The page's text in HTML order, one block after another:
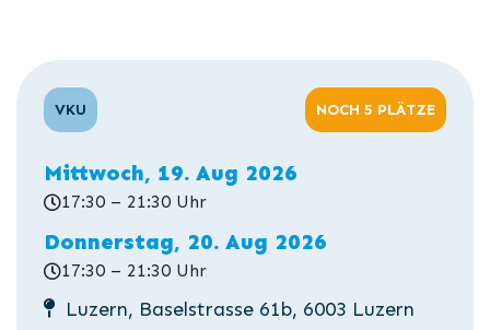
VKU NOCH 5 PLÄTZE
Mittwoch, 19. Aug 2026
17:30 – 21:30 Uhr
Donnerstag, 20. Aug 2026
17:30 – 21:30 Uhr
Luzern, Baselstrasse 61b, 6003 Luzern